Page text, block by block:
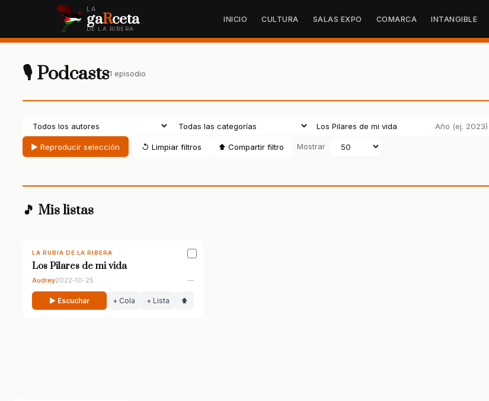
LA
gaRceta
DE LA RIBERA
INICIO CULTURA SALAS EXPO COMARCA INTANGIBLE
🎙 Podcasts1 episodio
▶ Reproducir selección ↺ Limpiar filtros ⬆ Compartir filtro Mostrar
🎵 Mis listas
LA RUBIA DE LA RIBERA
Los Pilares de mi vida
Audrey2022-10-25 —
▶ Escuchar + Cola + Lista ⬆